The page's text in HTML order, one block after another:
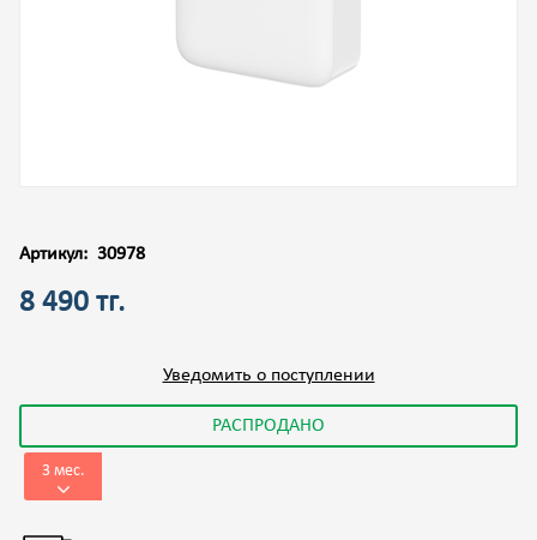
Артикул: 30978
8 490 тг.
Уведомить о поступлении
РАСПРОДАНО
3 мес.